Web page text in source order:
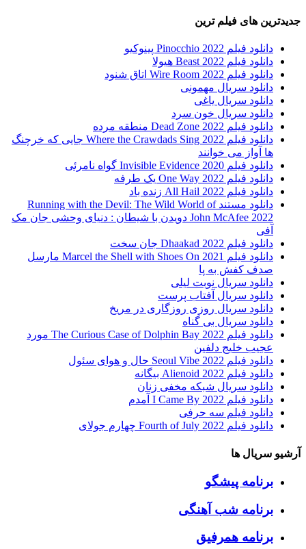
جدیدترین های فیلم ترین
دانلود فیلم Pinocchio 2022 پینوکیو
دانلود فیلم Beast 2022 هیولا
دانلود فیلم Wire Room 2022 اتاق شنود
دانلود سریال مهمونی
دانلود سریال یاغی
دانلود سریال خون سرد
دانلود فیلم 2022 Dead Zone منطقه مرده
دانلود فیلم Where the Crawdads Sing 2022 جایی که خرچنگ
ها آواز می خوانند
دانلود فیلم 2020 Invisible Evidence گواه نامرئی
دانلود فیلم One Way 2022 یک طرفه
دانلود فیلم All Hail 2022 زنده باد
دانلود مستند Running with the Devil: The Wild World of
John McAfee 2022 دویدن با شیطان : دنیای وحشی جان مک
آفی
دانلود فیلم Dhaakad 2022 جان سخت
دانلود فیلم Marcel the Shell with Shoes On 2021 مارسل
صدف کفش به پا
دانلود سریال نوبت لیلی
دانلود سریال آفتاب پرست
دانلود سریال روزی روزگاری در مریخ
دانلود سریال بی گناه
دانلود فیلم The Curious Case of Dolphin Bay 2022 مورد
عجیب خلیج دلفین
دانلود فیلم Seoul Vibe 2022 حال و هوای سئول
دانلود فیلم Alienoid 2022 بیگانه
دانلود سریال شبکه مخفی زنان
دانلود فیلم I Came By 2022 آمدم
دانلود فیلم سه حرفی
دانلود فیلم Fourth of July 2022 چهارم جولای
آرشیو سریال ها
برنامه پیشگو
برنامه شب آهنگی
برنامه همرفیق